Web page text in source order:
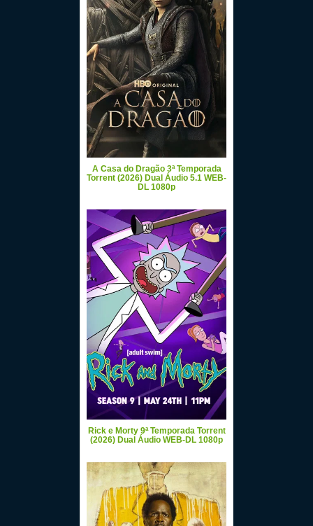
A Casa do Dragão 3ª Temporada
Torrent (2026) Dual Áudio 5.1 WEB-
DL 1080p
Rick e Morty 9ª Temporada Torrent
(2026) Dual Áudio WEB-DL 1080p